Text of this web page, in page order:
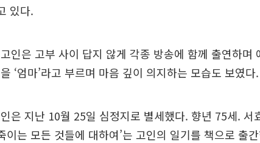
있다.
인은 고부 사이 답지 않게 각종 방송에 함께 출연하며
‘엄마’라고 부르며 마음 깊이 의지하는 모습도 보였다.
은 지난 10월 25일 심정지로 별세했다. 향년 75세. 서
이는 모든 것들에 대하여’는 고인의 일기를 책으로 출